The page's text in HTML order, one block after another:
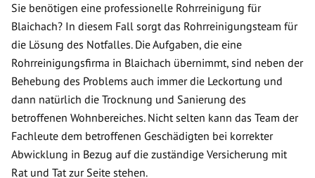
Sie benötigen eine professionelle Rohrreinigung für
Blaichach? In diesem Fall sorgt das Rohrreinigungsteam für
die Lösung des Notfalles. Die Aufgaben, die eine
Rohrreinigungsfirma in Blaichach übernimmt, sind neben der
Behebung des Problems auch immer die Leckortung und
dann natürlich die Trocknung und Sanierung des
betroffenen Wohnbereiches. Nicht selten kann das Team der
Fachleute dem betroffenen Geschädigten bei korrekter
Abwicklung in Bezug auf die zuständige Versicherung mit
Rat und Tat zur Seite stehen.